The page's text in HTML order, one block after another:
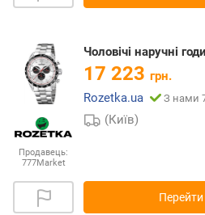
Продавець:
777Market
Чоловічі наручні
17 223 грн.
Rozetka.ua
З нами
(Київ)